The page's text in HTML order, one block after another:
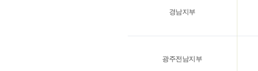
경남지부
광주전남지부